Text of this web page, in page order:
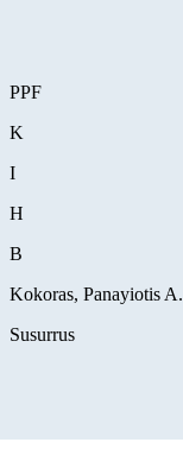
PPF
K
I
H
B
Kokoras, Panayiotis A.
Susurrus